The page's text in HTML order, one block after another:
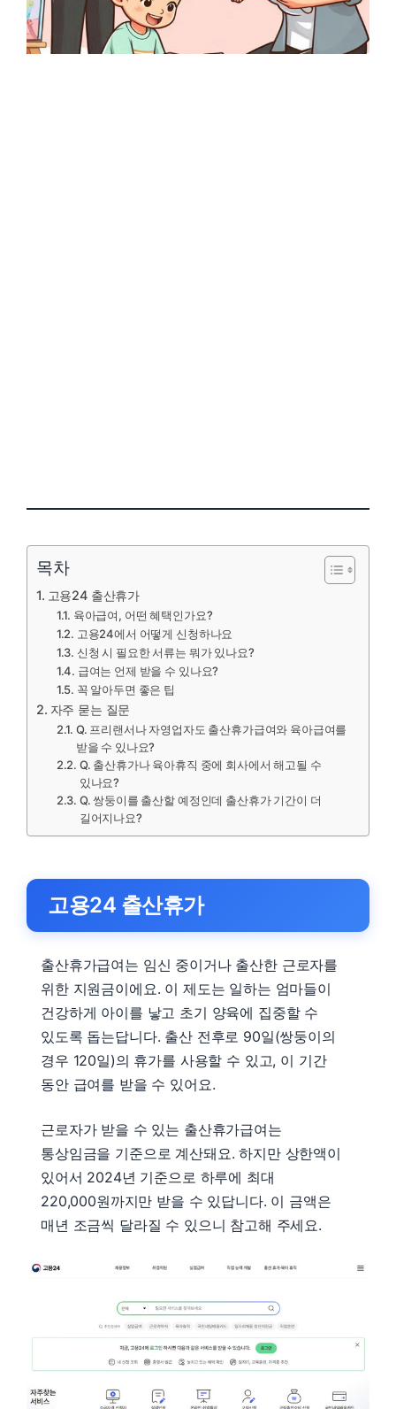
목차
고용24 출산휴가
육아급여, 어떤 혜택인가요?
고용24에서 어떻게 신청하나요
신청 시 필요한 서류는 뭐가 있나요?
급여는 언제 받을 수 있나요?
꼭 알아두면 좋은 팁
자주 묻는 질문
Q. 프리랜서나 자영업자도 출산휴가급여와 육아급여를
받을 수 있나요?
Q. 출산휴가나 육아휴직 중에 회사에서 해고될 수
있나요?
Q. 쌍둥이를 출산할 예정인데 출산휴가 기간이 더
길어지나요?
고용24 출산휴가
출산휴가급여는 임신 중이거나 출산한 근로자를
위한 지원금이에요. 이 제도는 일하는 엄마들이
건강하게 아이를 낳고 초기 양육에 집중할 수
있도록 돕는답니다. 출산 전후로 90일(쌍둥이의
경우 120일)의 휴가를 사용할 수 있고, 이 기간
동안 급여를 받을 수 있어요.
근로자가 받을 수 있는 출산휴가급여는
통상임금을 기준으로 계산돼요. 하지만 상한액이
있어서 2024년 기준으로 하루에 최대
220,000원까지만 받을 수 있답니다. 이 금액은
매년 조금씩 달라질 수 있으니 참고해 주세요.